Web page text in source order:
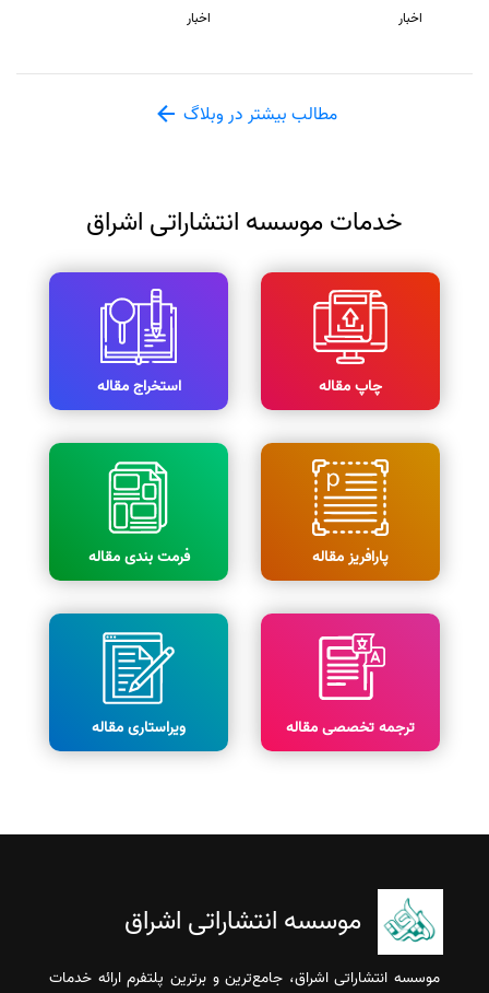
اخبار اخبار
مطالب بیشتر در وبلاگ
خدمات موسسه انتشاراتی اشراق
چاپ مقاله استخراج مقاله
پارافریز مقاله فرمت بندی مقاله
ترجمه تخصصی مقاله ویراستاری مقاله
موسسه انتشاراتی اشراق
موسسه انتشاراتی اشراق، جامع‌ترین و برترین پلتفرم ارائه خدمات